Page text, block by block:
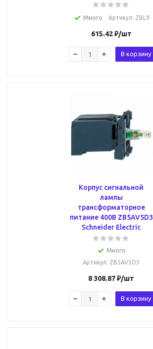
Много Артикул: ZBL9
615.42₽/шт
В корзину
Корпус сигнальной
лампы
трансформаторное
питание 400В ZB5AV5D3
Schneider Electric
Много
Артикул: ZB5AV5D3
8 308.87₽/шт
В корзину